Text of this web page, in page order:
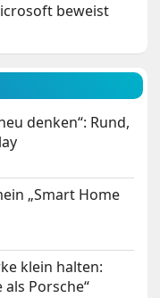
beweist
denken“: Rund,
„Smart Home
klein halten:
Porsche“